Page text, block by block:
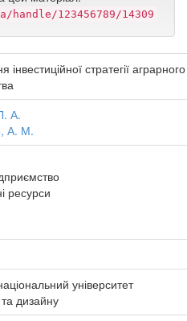
123456789/14309
стратегії аграрного
А.
А. М.
ресурси
університет
дизайну